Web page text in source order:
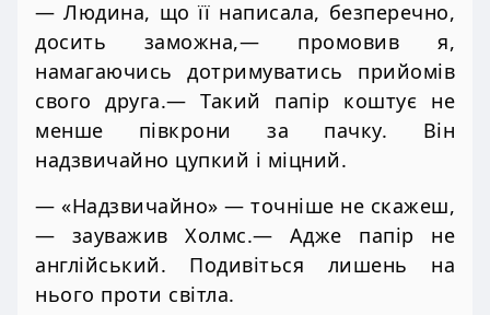
— Людина, що її написала, безперечно,
досить заможна,— промовив я,
намагаючись дотримуватись прийомів
свого друга.— Такий папір коштує не
менше півкрони за пачку. Він
надзвичайно цупкий і міцний.
— «Надзвичайно» — точніше не скажеш,
— зауважив Холмс.— Адже папір не
англійський. Подивіться лишень на
нього проти світла.